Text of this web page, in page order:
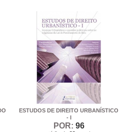
ESTUDOS DE DIREITO URBANÍSTICO
- I
POR: 96